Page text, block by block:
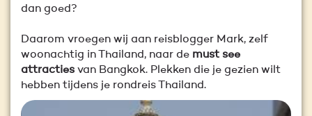
dan goed?
Daarom vroegen wij aan reisblogger Mark, zelf
woonachtig in Thailand, naar de must see
attracties van Bangkok. Plekken die je gezien wilt
hebben tijdens je rondreis Thailand.